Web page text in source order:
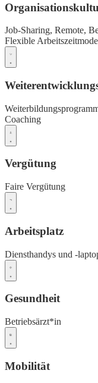
Job-Sharing, Remote,
Flexible
Coaching
Vergütung
Faire Vergütung
Arbeitsplatz
Diensthandys und -
Gesundheit
Betriebsärzt*in
Mobilität